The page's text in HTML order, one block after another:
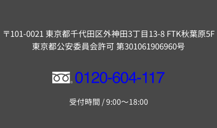
〒101-0021 東京都千代田区外神田3丁目13-8 FTK秋葉原5F
東京都公安委員会許可 第301061906960号
フ
ー
受付時間 / 9:00～18:00